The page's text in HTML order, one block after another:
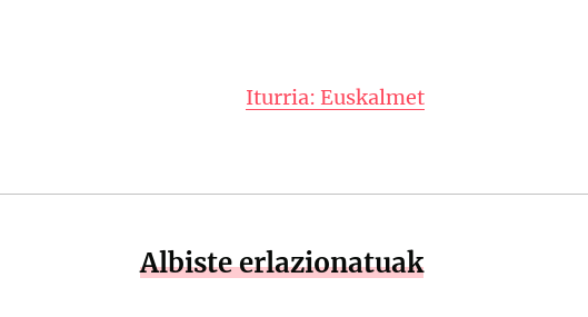
Iturria: Euskalmet
Albiste erlazionatuak